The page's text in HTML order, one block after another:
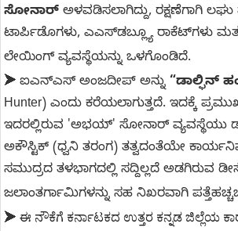
ಸೋನಾರ್ ಅಳವಡಿಸಲಾಗಿದ್ದು, ರಕ್ಷಣೆಗಾಗಿ
ಟಾರ್ಪಿಡೊಗಳು, ಎಎಸ್‌ಡಬ್ಲ್ಯೂ ರಾಕೆಟ್‌ಗಳು
ಲೇಯಿಂಗ್ ವ್ಯವಸ್ಥೆಯನ್ನು ಒಳಗೊಂಡಿದೆ.
➤ ಐಎನ್‌ಎಸ್ ಅಂಜದೀಪ್ ಅನ್ನು “ಡಾಲ್ಫಿನ್
Hunter) ಎಂದು ಕರೆಯಲಾಗುತ್ತದೆ. ಇದಕ್ಕೆ
ಇದರಲ್ಲಿರುವ 'ಅಭಯ್' ಸೋನಾರ್ ವ್ಯವಸ್ಥೆಯು
ಅಕೌಸ್ಟಿಕ್ (ಧ್ವನಿ ತರಂಗ) ತತ್ವದಂತೆಯೇ
ಸಮುದ್ರದ ತಳಭಾಗದಲ್ಲಿ ಸದ್ದಿಲ್ಲದೆ ಅಡಗಿರುವ
ಜಲಾಂತರ್ಗಾಮಿಗಳನ್ನು ಸಹ ನಿಖರವಾಗಿ
➤ ಈ ನೌಕೆಗೆ ಕರ್ನಾಟಕದ ಉತ್ತರ ಕನ್ನಡ ಜಿಲ್ಲೆಯ